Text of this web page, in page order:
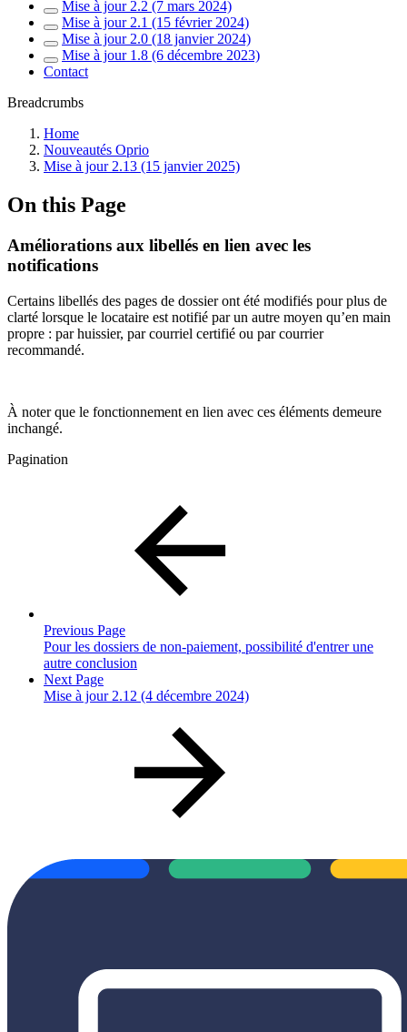
Mise à jour 2.2 (7 mars 2024)
Mise à jour 2.1 (15 février 2024)
Mise à jour 2.0 (18 janvier 2024)
Mise à jour 1.8 (6 décembre 2023)
Contact
Breadcrumbs
Home
Nouveautés Oprio
Mise à jour 2.13 (15 janvier 2025)
On this Page
Améliorations aux libellés en lien avec les
notifications
Certains libellés des pages de dossier ont été modifiés pour plus de
clarté lorsque le locataire est notifié par un autre moyen qu’en main
propre : par huissier, par courriel certifié ou par courrier
recommandé.
À noter que le fonctionnement en lien avec ces éléments demeure
inchangé.
Pagination
Previous Page
Pour les dossiers de non-paiement, possibilité d'entrer une
autre conclusion
Next Page
Mise à jour 2.12 (4 décembre 2024)